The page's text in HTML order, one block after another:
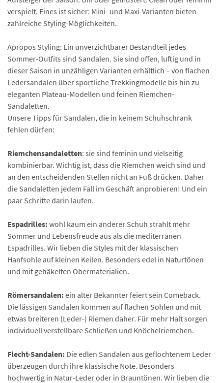
verspielt. Eines ist sicher: Mini- und Maxi-Varianten bieten
zahlreiche Styling-Möglichkeiten.
Apropos Styling: Ein unverzichtbarer Bestandteil jedes
Sommer-Outfits sind Sandalen. Sie sind offen, luftig und in
dieser Saison in unzähligen Varianten erhältlich – von flachen
Ledersandalen über sportliche Trekkingmodelle bis hin zu
eleganten Plateau-Modellen und feinen Riemchen-
Sandaletten.
Unsere Tipps für Sandalen, die in keinem Schuhschrank
fehlen dürfen:
Riemchensandaletten: sie sind feminin und vielseitig
kombinierbar. Wichtig ist, dass die Riemchen weich sind und
an den entscheidenden Stellen nicht an Fuß drücken. Daher
die Sandaletten jedem Fall im Geschäft anprobieren! Und ein
paar Schritte darin laufen.
Espadrilles: wohl kaum ein anderer Schuh strahlt mehr
Sommer und Lebensfreude aus als die mediterranen
Espadrilles. Wir lieben die Styles mit der klassischen
Hanfsohle auf kleinen Keilen. Besonders edel in Naturtönen
und mit gehäkelten Obermaterialien.
Römersandalen: ein alter Bekannter feiert sein Comeback.
Die lässigen Sandalen kommen auf flachen Sohlen und mit
etwas breiteren (Leder-) Riemen daher. Für mehr Halt sorgen
individuell verstellbare Schließen und Knöchelriemchen.
Flecht-Sandalen: Die edlen Sandalen aus geflochtenem Leder
überzeugen durch ihre klassische Note. Besonders
hochwertig in Natur-Leder oder in Brauntönen. Wir lieben die